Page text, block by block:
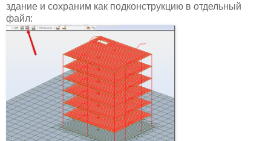
здание и сохраним как подконструкцию в отдельный
файл: